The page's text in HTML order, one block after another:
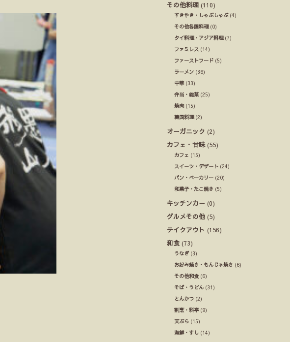
その他料理 (110)
すきやき・しゃぶしゃぶ(4)
その他各国料理(0)
タイ料理・アジア料理(7)
ファミレス (14)
ファーストフード (5)
ラーメン (36)
中華(33)
弁当・総菜 (25)
焼肉 (15)
韓国料理(2)
オーガニック (2)
カフェ・甘味(55)
カフェ (15)
スイーツ・デザート (24)
パン・ベーカリー (20)
和菓子・たこ焼き (5)
キッチンカー (0)
グルメその他 (5)
テイクアウト (156)
和食 (73)
うなぎ(3)
お好み焼き・もんじゃ焼き (6)
その他和食(6)
そば・うどん (31)
とんかつ (2)
割烹・料亭(9)
天ぷら (15)
海鮮・すし (14)